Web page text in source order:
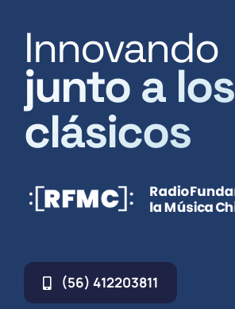
Innovando
junto a los
clásicos
(56) 412203811